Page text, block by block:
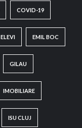
COVID-19
ELEVI EMIL BOC
GILAU
IMOBILIARE
ISU CLUJ